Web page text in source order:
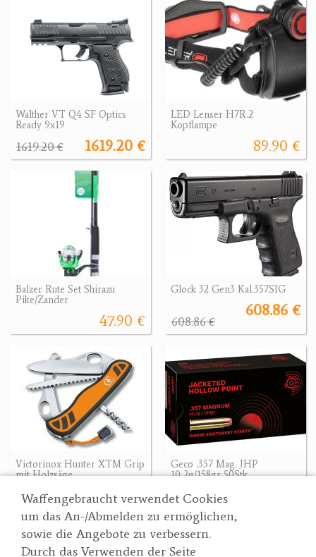
Waffengebraucht verwendet Cookies
um das An-/Abmelden zu ermöglichen,
sowie die Angebote zu verbessern.
Durch das Verwenden der Seite
Walther VT Q4 SF Optics
Ready 9x19
1619.20 €
1619.20 €
LED Lenser H7R.2
Kopflampe
89.90 €
Balzer Rute Set Shirazu
Pike/Zander
47.90 €
Glock 32 Gen3 Kal.357SIG
608.86 €
608.86 €
Victorinox Hunter XTM Grip
mit Holzsäge
59 €
Geco .357 Mag. JHP
10,2g/158gr 50Stk